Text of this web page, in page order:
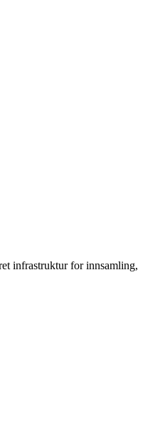
infrastruktur for innsamling,